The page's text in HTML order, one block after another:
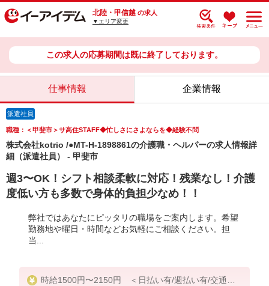
北陸・甲信越 の求人
▼エリア変更
この求人の応募期間は既に終了しております。
仕事情報 企業情報
派遣社員
職種：＜甲斐市＞サ高住STAFF◆忙しさにさよならを◆経験不問
株式会社kotrio /●MT-H-1898861の介護職・ヘルパーの求人情報詳
細（派遣社員） - 甲斐市
週3〜OK！シフト相談柔軟に対応！残業なし！介護
度低い方も多数で身体的負担少なめ！！
弊社ではあなたにピッタリの職場をご案内します。希望
勤務地や曜日・時間などお気軽にご相談ください。担
当...
時給1500円〜2150円 ＜日払い有/週払い有/交通費